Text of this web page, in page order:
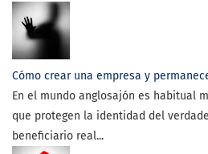
Cómo crear una empresa y
En el mundo anglosajón es habitual
que protegen la identidad del
beneficiario real...